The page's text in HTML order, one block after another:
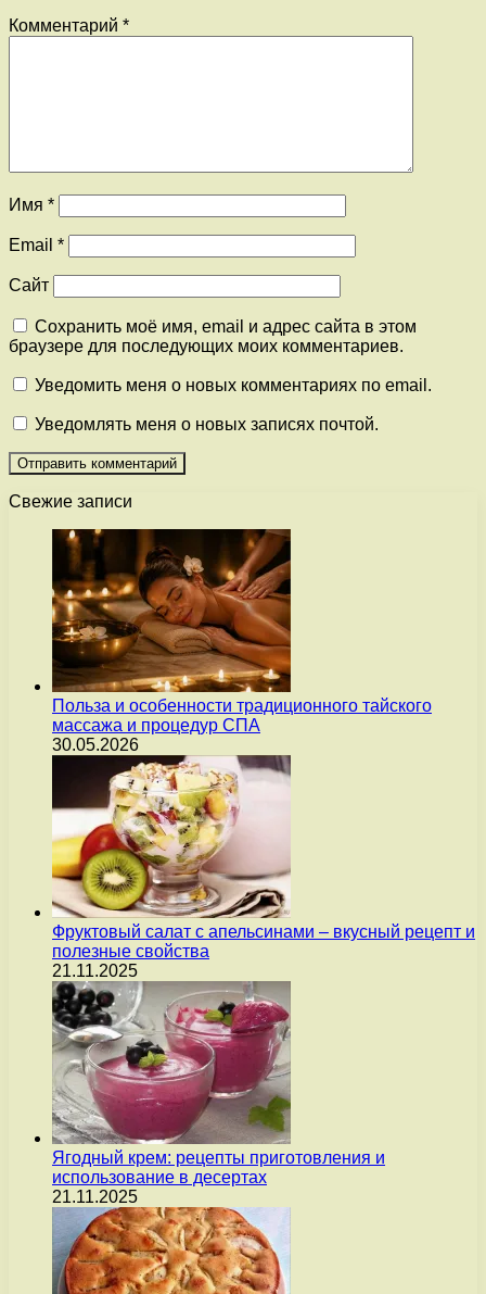
Комментарий *
Имя *
Email *
Сайт
Сохранить моё имя, email и адрес сайта в этом
браузере для последующих моих комментариев.
Уведомить меня о новых комментариях по email.
Уведомлять меня о новых записях почтой.
Свежие записи
Польза и особенности традиционного тайского
массажа и процедур СПА
30.05.2026
Фруктовый салат с апельсинами – вкусный рецепт и
полезные свойства
21.11.2025
Ягодный крем: рецепты приготовления и
использование в десертах
21.11.2025